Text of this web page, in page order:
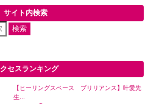
サイト内検索
検索
セスランキング
【ヒーリングスペース ブリリアンス】叶愛先
生...